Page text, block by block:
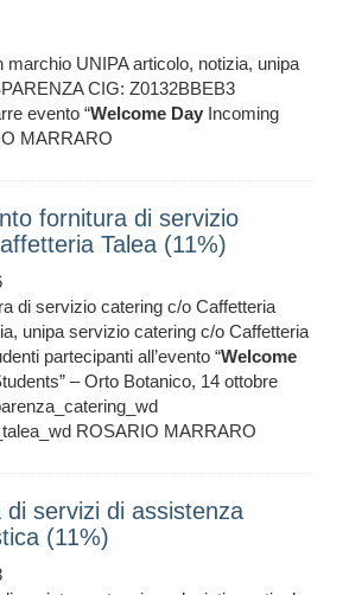
marchio UNIPA articolo, notizia, unipa
CIG: Z0132BBEB3
evento “Welcome Day Incoming
MARRARO
fornitura di servizio
Talea (11%)
di servizio catering c/o Caffetteria
unipa servizio catering c/o Caffetteria
partecipanti all’evento “Welcome
– Orto Botanico, 14 ottobre
ROSARIO MARRARO
di servizi di assistenza
(11%)